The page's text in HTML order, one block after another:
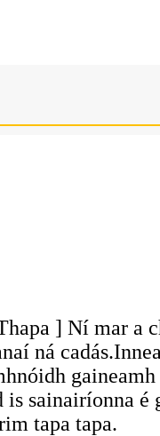
] Ní mar a
ná
sainairíonna é
tapa tapa.